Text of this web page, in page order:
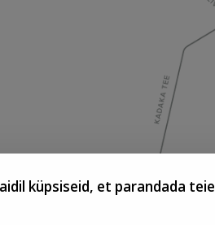
küpsiseid, et parandada teie